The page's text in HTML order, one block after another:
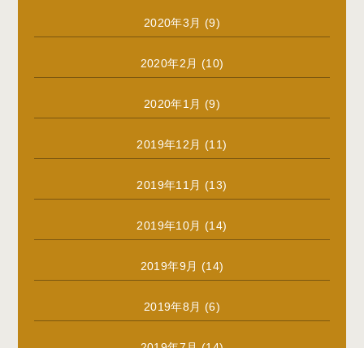
2020年3月 (9)
2020年2月 (10)
2020年1月 (9)
2019年12月 (11)
2019年11月 (13)
2019年10月 (14)
2019年9月 (14)
2019年8月 (6)